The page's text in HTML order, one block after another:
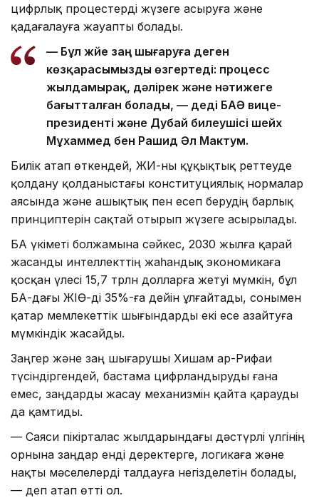
цифрлық процестерді жүзеге асыруға және
қадағалауға жауапты болады.
— Бұл жүйе заң шығаруға деген
көзқарасымызды өзгертеді: процесс
жылдамырақ, дәлірек және нәтижеге
бағытталған болады, — деді БАӘ вице-
президенті және Дубай билеушісі шейх
Мұхаммед бен Рашид Әл Мактум.
Билік атап өткендей, ЖИ-ны құқықтық реттеуде
қолдану қолданыстағы конституциялық нормалар
аясында және ашықтық пен есеп берудің барлық
принциптерін сақтай отырып жүзеге асырылады.
БАӘ үкіметі болжамына сәйкес, 2030 жылға қарай
жасанды интеллекттің жаһандық экономикаға
қосқан үлесі 15,7 трлн долларға жетуі мүмкін, бұл
БАӘ-дағы ЖІӨ-ді 35%-ға дейін ұлғайтады, сонымен
қатар мемлекеттік шығындарды екі есе азайтуға
мүмкіндік жасайды.
Заңгер және заң шығарушы Хишам ар-Рифаи
түсіндіргендей, бастама цифрландыруды ғана
емес, заңдарды жасау механизмін қайта қарауды
да қамтиды.
— Саяси пікірталас жылдарындағы дәстүрлі үлгінің
орнына заңдар енді деректерге, логикаға және
нақты мәселелерді талдауға негізделетін болады,
— деп атап өтті ол.